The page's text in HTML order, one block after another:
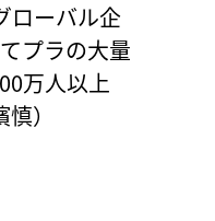
ローバル企
プラの大量
万人以上
）